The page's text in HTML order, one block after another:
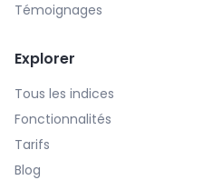
Témoignages
Explorer
Tous les indices
Fonctionnalités
Tarifs
Blog